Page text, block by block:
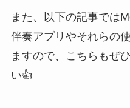
また、以下の記事では
伴奏アプリやそれらの
ますので、こちらもぜ
い👍